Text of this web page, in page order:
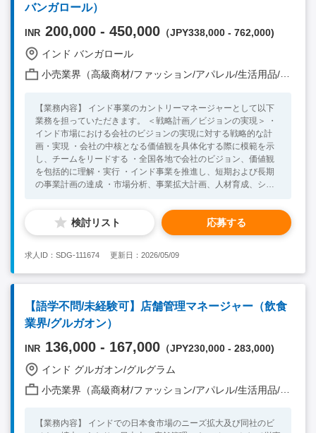
バンガロール）
INR 200,000 - 450,000 （JPY338,000 - 762,000)
インド バンガロール
小売業界（高級商材/ファッション/アパレル/生活用品/家電 他）
【業務内容】 インド事業のカントリーマネージャーとして以下
業務を担っていただきます。 ＜戦略計画／ビジョンの実現＞ ・
インド市場における会社のビジョンの実現に対する戦略的な計
画・実現 ・会社の中核となる価値観を具体化する際に模範を示
し、チームをリードする ・全国各地で会社のビジョン、価値観
を包括的に理解・実行 ・インド事業を推進し、短期および長期
の事業計画の達成 ・市場分析、事業拡大計画、人材育成、シス
達、管理、人事などのバックオフィス機能の管理 ・日本本社へ
のレポーティング ・運用プロセスの見直し、改善をしながら効
高の品質基準を維持し、運用上の課題への対処 ・社内コミュニ
ケーションを円滑にするための工夫 ＜ ゲストエクスペリエンス
／マーケティング＞ ・料理の品質、サービス、全体的な雰囲気
を重視した日々の改善活動 ・ゲストのフィードバック収集およ
び分析 ・サービスを継続的に向上させ、地域の好みに合わせた
調整 ・認知拡大のためのマーケティング 【必須要件】 ・ビジネ
理経験（調達、人事、法務会計など） ・インドでの事業拡大と
いうミッションへのチャレンジ意欲の高い方 ・インド人と良好
な関係性を築けるコミュニケーション能力の高い方 【歓迎要
件】 ・インドでの就業経験 ・飲食業界での管理職としての経験
検討リスト 応募する
求人ID：SDG-111674 更新日：2026/05/09
【語学不問/未経験可】店舗管理マネージャー（飲食
業界/グルガオン）
INR 136,000 - 167,000 （JPY230,000 - 283,000)
インド グルガオン/グルグラム
小売業界（高級商材/ファッション/アパレル/生活用品/家電 他）
【業務内容】 インドでの日本食市場のニーズ拡大及び同社のビ